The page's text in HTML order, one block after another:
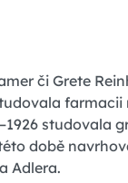
či Grete
farmacii
studovala
době
Adlera.